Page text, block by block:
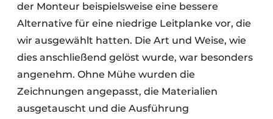
der Monteur beispielsweise eine bessere
Alternative für eine niedrige Leitplanke vor, die
wir ausgewählt hatten. Die Art und Weise, wie
dies anschließend gelöst wurde, war besonders
angenehm. Ohne Mühe wurden die
Zeichnungen angepasst, die Materialien
ausgetauscht und die Ausführung